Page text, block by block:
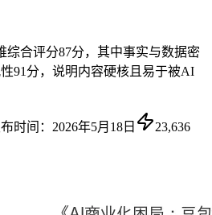
综合评分87分，其中事实与数据密
91分，说明内容硬核且易于被AI
时间： 2026年5月18日
23,636